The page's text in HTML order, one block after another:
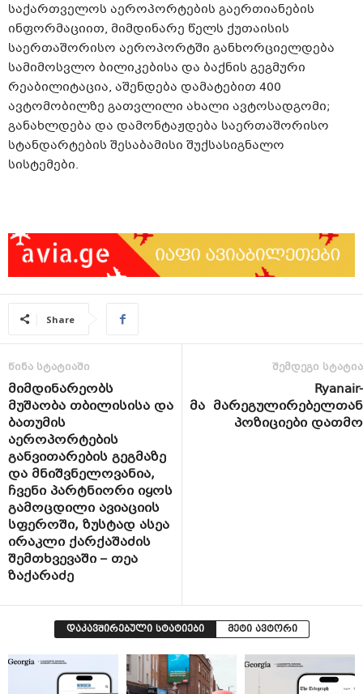
საქართველოს აეროპორტების გაერთიანების
ინფორმაციით, მიმდინარე წელს ქუთაისის
საერთაშორისო აეროპორტში განხორციელდება
სამიმოსვლო ბილიკებისა და ბაქნის გეგმური
რეაბილიტაცია, აშენდება დამატებით 400
ავტომობილზე გათვლილი ახალი ავტოსადგომი;
განახლდება და დამონტაჟდება საერთაშორისო
სტანდარტების შესაბამისი შუქსასიგნალო
სისტემები.
Share
წინა სტატიაში
მიმდინარეობს
მუშაობა თბილისისა და
ბათუმის
აეროპორტების
განვითარების გეგმაზე
და მნიშვნელოვანია,
ჩვენი პარტნიორი იყოს
გამოცდილი ავიაციის
სფეროში, ზუსტად ასეა
ირაკლი ქარქაშაძის
შემთხვევაში – თეა
ზაქარაძე
შემდეგი სტატია
Ryanair-
მა მარეგულირებელთან
პოზიციები დათმო
დაკავშირებული სტატიები მეტი ავტორი